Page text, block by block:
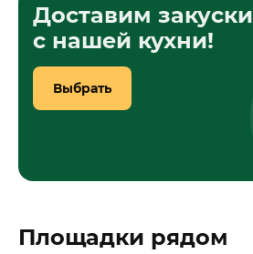
Доставим закуски
с нашей кухни!
Выбрать
Площадки рядом